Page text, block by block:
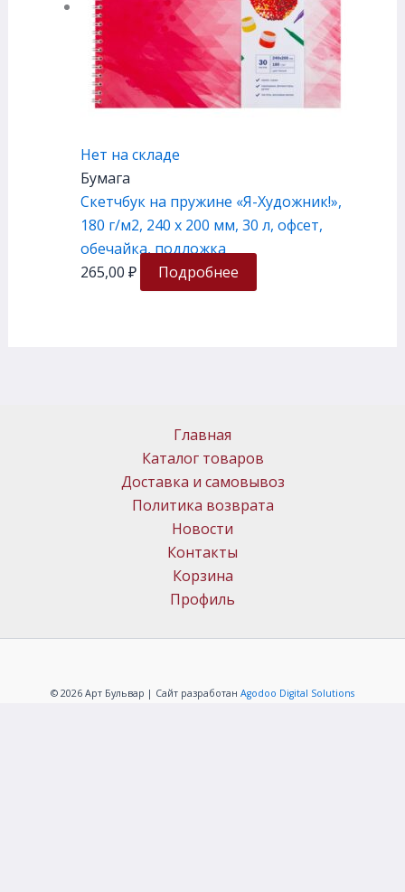
Нет на складе
Бумага
Скетчбук на пружине «Я-Художник!»,
180 г/м2, 240 х 200 мм, 30 л, офсет,
обечайка, подложка
265,00 ₽ Подробнее
Главная
Каталог товаров
Доставка и самовывоз
Политика возврата
Новости
Контакты
Корзина
Профиль
© 2026 Арт Бульвар | Сайт разработан Agodoo Digital Solutions